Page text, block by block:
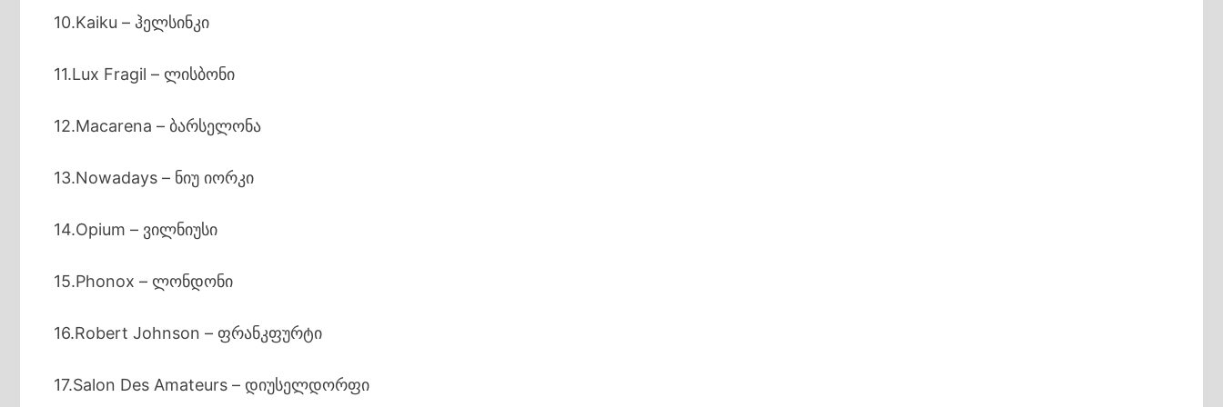
10.Kaiku – ჰელსინკი
11.Lux Fragil – ლისბონი
12.Macarena – ბარსელონა
13.Nowadays – ნიუ იორკი
14.Opium – ვილნიუსი
15.Phonox – ლონდონი
16.Robert Johnson – ფრანკფურტი
17.Salon Des Amateurs – დიუსელდორფი